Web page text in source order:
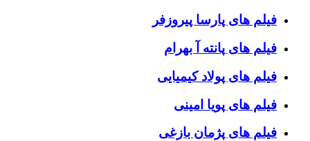
فیلم های پارسا پیروزفر
فیلم های پانته آ بهرام
فیلم های پولاد کیمیایی
فیلم های پویا امینی
فیلم های پژمان بازغی